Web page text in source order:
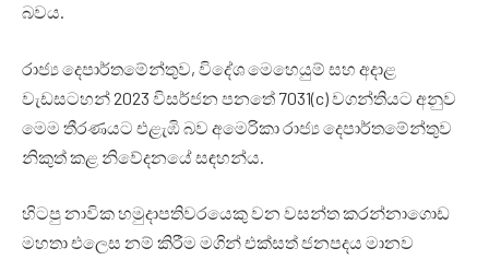
බවය.
රාජ්‍ය දෙපාර්තමේන්තුව, විදේශ මෙහෙයුම් සහ අදාළ
වැඩසටහන් 2023 විසර්ජන පනතේ 7031(c) වගන්තියට අනුව
මෙම තීරණයට එළැඹි බව අමෙරිකා රාජ්‍ය දෙපාර්තමේන්තුව
නිකුත් කළ නිවේදනයේ සඳහන්ය.
හිටපු නාවික හමුදාපතිවරයෙකු වන වසන්ත කරන්නාගොඩ
මහතා එලෙස නම් කිරීම මගින් එක්සත් ජනපදය මානව